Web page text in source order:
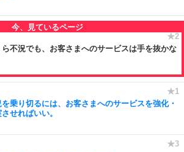
ら不況でも、お客さまへのサービスは手を抜かな
を乗り切るには、お客さまへのサービスを強化・
せればいい。